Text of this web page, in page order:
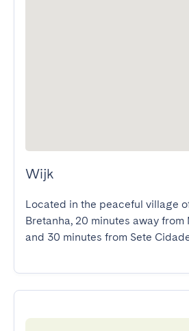
Wijk
Located in the peaceful village
Bretanha, 20 minutes away from
and 30 minutes from Sete